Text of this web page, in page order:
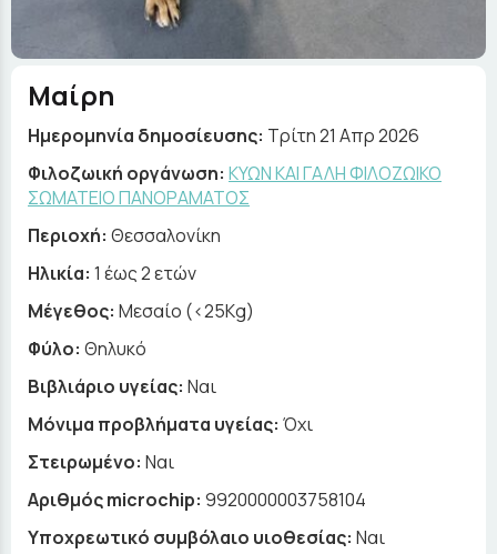
Μαίρη
Ημερομηνία δημοσίευσης: Τρίτη 21 Απρ 2026
Φιλοζωική οργάνωση: ΚΥΩΝ ΚΑΙ ΓΑΛΗ ΦΙΛΟΖΩΙΚΟ
ΣΩΜΑΤΕΙΟ ΠΑΝΟΡΑΜΑΤΟΣ
Περιοχή: Θεσσαλονίκη
Ηλικία: 1 έως 2 ετών
Μέγεθος: Μεσαίο (<25Kg)
Φύλο: Θηλυκό
Βιβλιάριο υγείας: Ναι
Μόνιμα προβλήματα υγείας: Όχι
Στειρωμένο: Ναι
Αριθμός microchip: 9920000003758104
Υποχρεωτικό συμβόλαιο υιοθεσίας: Ναι